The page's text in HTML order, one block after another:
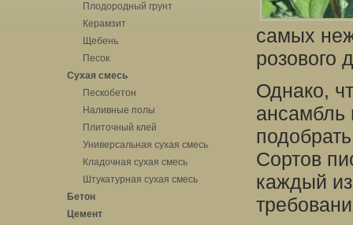
Плодородный грунт
Керамзит
Щебень
Песок
Сухая смесь
Пескобетон
Наливные полы
Плиточный клей
Универсальная сухая смесь
Кладочная сухая смесь
Штукатурная сухая смесь
Бетон
Цемент
самых
розового
Однако,
ансамбль
Сортов
каждый